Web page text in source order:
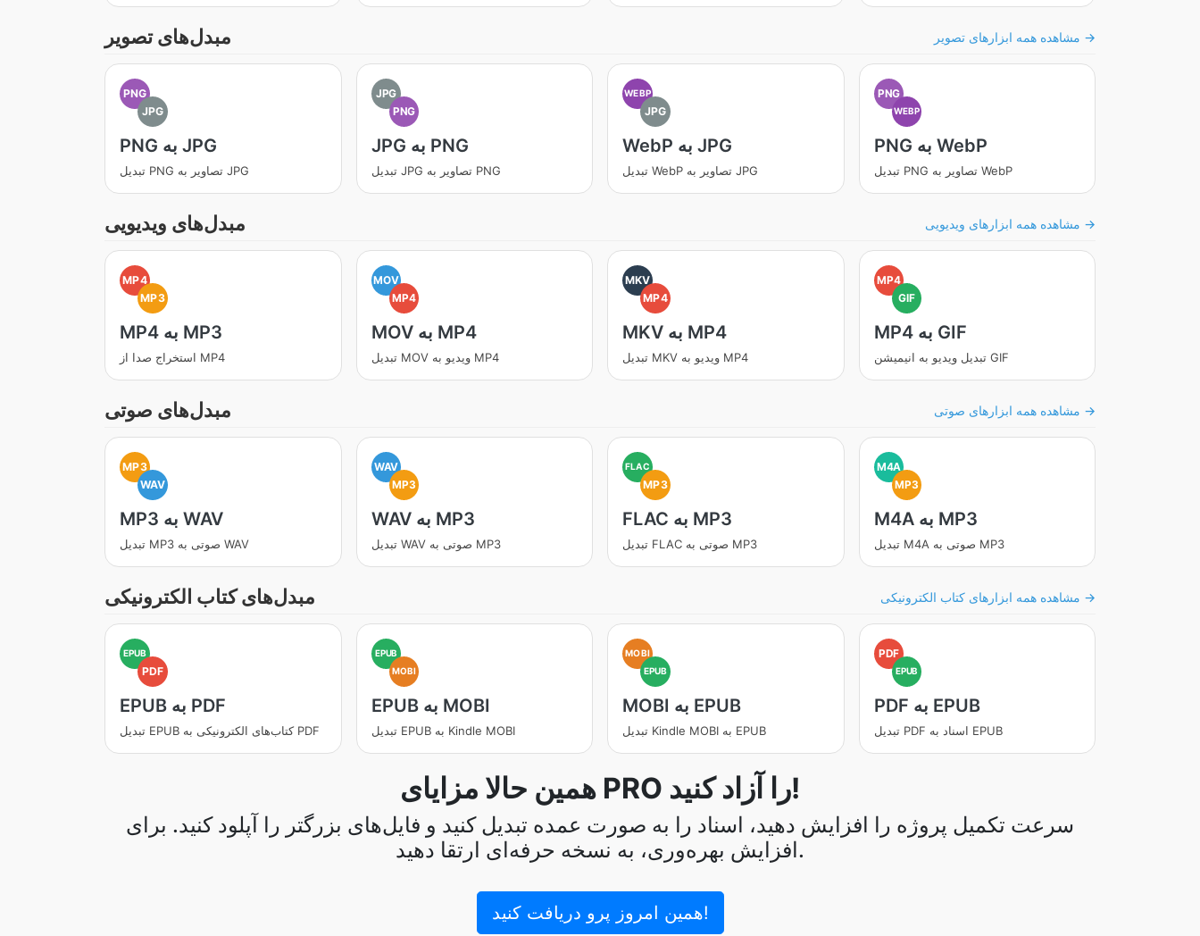
مبدل‌های تصویر مشاهده همه ابزارهای تصویر →
PNG
JPG
PNG به JPG
تبدیل PNG تصاویر به JPG
JPG
PNG
JPG به PNG
تبدیل JPG تصاویر به PNG
WEBP
JPG
WebP به JPG
تبدیل WebP تصاویر به JPG
PNG
WEBP
PNG به WebP
تبدیل PNG تصاویر به WebP
مبدل‌های ویدیویی مشاهده همه ابزارهای ویدیویی →
MP4
MP3
MP4 به MP3
استخراج صدا از MP4
MOV
MP4
MOV به MP4
تبدیل MOV ویدیو به MP4
MKV
MP4
MKV به MP4
تبدیل MKV ویدیو به MP4
MP4
GIF
MP4 به GIF
تبدیل ویدیو به انیمیشن GIF
مبدل‌های صوتی مشاهده همه ابزارهای صوتی →
MP3
WAV
MP3 به WAV
تبدیل MP3 صوتی به WAV
WAV
MP3
WAV به MP3
تبدیل WAV صوتی به MP3
FLAC
MP3
FLAC به MP3
تبدیل FLAC صوتی به MP3
M4A
MP3
M4A به MP3
تبدیل M4A صوتی به MP3
مبدل‌های کتاب الکترونیکی مشاهده همه ابزارهای کتاب الکترونیکی →
EPUB
PDF
EPUB به PDF
تبدیل EPUB کتاب‌های الکترونیکی به PDF
EPUB
MOBI
EPUB به MOBI
تبدیل EPUB به Kindle MOBI
MOBI
EPUB
MOBI به EPUB
تبدیل Kindle MOBI به EPUB
PDF
EPUB
PDF به EPUB
تبدیل PDF اسناد به EPUB
همین حالا مزایای PRO را آزاد کنید!
سرعت تکمیل پروژه را افزایش دهید، اسناد را به صورت عمده تبدیل کنید و فایل‌های بزرگتر را آپلود کنید. برای
افزایش بهره‌وری، به نسخه حرفه‌ای ارتقا دهید.
همین امروز پرو دریافت کنید!